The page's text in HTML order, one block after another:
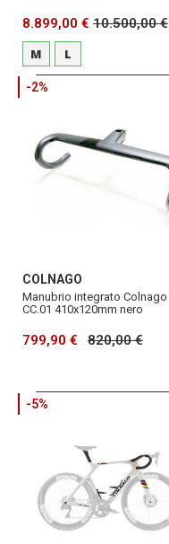
8.899,00 € 10.500,00 €
M
L
-2%
COLNAGO
Manubrio integrato Colnago
CC.01 410x120mm nero
799,90 € 820,00 €
-5%